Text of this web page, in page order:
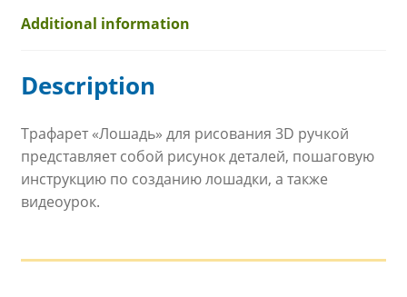
Additional information
Description
Трафарет «Лошадь» для рисования 3D ручкой
представляет собой рисунок деталей, пошаговую
инструкцию по созданию лошадки, а также
видеоурок.